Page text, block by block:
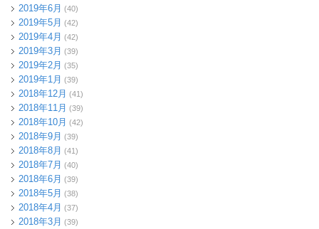
2019年6月 (40)
2019年5月 (42)
2019年4月 (42)
2019年3月 (39)
2019年2月 (35)
2019年1月 (39)
2018年12月 (41)
2018年11月 (39)
2018年10月 (42)
2018年9月 (39)
2018年8月 (41)
2018年7月 (40)
2018年6月 (39)
2018年5月 (38)
2018年4月 (37)
2018年3月 (39)